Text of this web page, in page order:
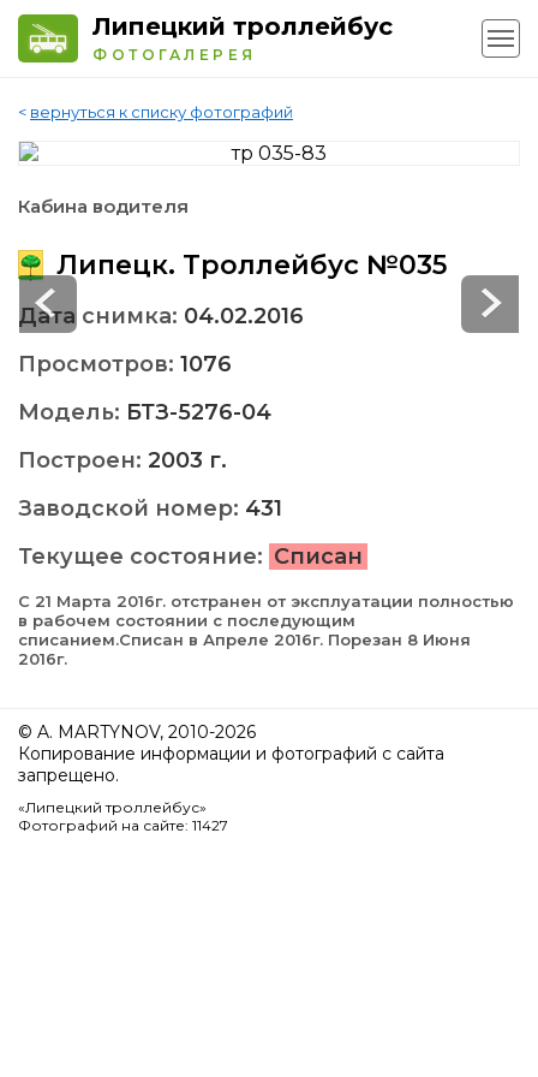
Липецкий троллейбус
ФОТОГАЛЕРЕЯ
< вернуться к списку фотографий
Кабина водителя
Липецк. Троллейбус №035
Дата снимка: 04.02.2016
Просмотров: 1076
Модель: БТЗ-5276-04
Построен: 2003 г.
Заводской номер: 431
Текущее состояние: Списан
С 21 Марта 2016г. отстранен от эксплуатации полностью
в рабочем состоянии с последующим
списанием.Списан в Апреле 2016г. Порезан 8 Июня
2016г.
© A. MARTYNOV, 2010-2026
Копирование информации и фотографий с сайта
запрещено.
«Липецкий троллейбус»
Фотографий на сайте: 11427